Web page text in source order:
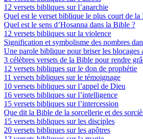
12 versets bibliques sur l’anarchie
Quel est le verset biblique le plus court de la
Quel est le sens d’Hosanna dans la Bible ?
12 versets bibliques sur la violence
Signification et symbolisme des nombres
Une parole biblique pour briser les blocages
3 célèbres versets de la Bible pour rendre
12 versets bibliques sur le don de prophétie
11 versets bibliques sur le témoignage
10 versets bibliques sur l’appel de Dieu
16 versets bibliques sur l’intelligence
15 versets bibliques sur l’intercession
Que dit la Bible de la sorcellerie et des
15 versets bibliques sur les disciples
20 versets bibliques sur les apôtres